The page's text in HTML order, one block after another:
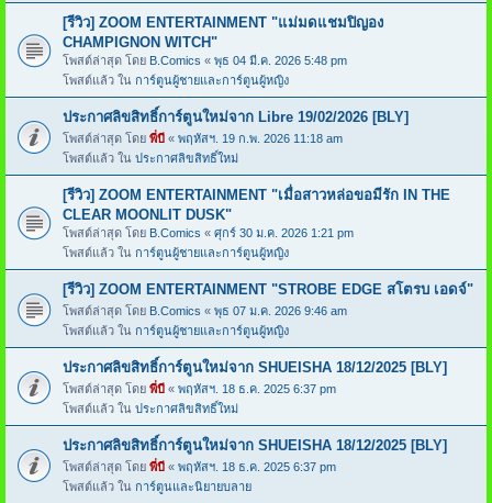
[รีวิว] ZOOM ENTERTAINMENT "แม่มดแชมปิญอง
CHAMPIGNON WITCH"
โพสต์ล่าสุด โดย B.Comics « พุธ 04 มี.ค. 2026 5:48 pm
โพสต์แล้ว ใน การ์ตูนผู้ชายและการ์ตูนผู้หญิง
ประกาศลิขสิทธิ์การ์ตูนใหม่จาก Libre 19/02/2026 [BLY]
โพสต์ล่าสุด โดย พี่บี « พฤหัสฯ. 19 ก.พ. 2026 11:18 am
โพสต์แล้ว ใน ประกาศลิขสิทธิ์ใหม่
[รีวิว] ZOOM ENTERTAINMENT "เมื่อสาวหล่อขอมีรัก IN THE
CLEAR MOONLIT DUSK"
โพสต์ล่าสุด โดย B.Comics « ศุกร์ 30 ม.ค. 2026 1:21 pm
โพสต์แล้ว ใน การ์ตูนผู้ชายและการ์ตูนผู้หญิง
[รีวิว] ZOOM ENTERTAINMENT "STROBE EDGE สโตรบ เอดจ์"
โพสต์ล่าสุด โดย B.Comics « พุธ 07 ม.ค. 2026 9:46 am
โพสต์แล้ว ใน การ์ตูนผู้ชายและการ์ตูนผู้หญิง
ประกาศลิขสิทธิ์การ์ตูนใหม่จาก SHUEISHA 18/12/2025 [BLY]
โพสต์ล่าสุด โดย พี่บี « พฤหัสฯ. 18 ธ.ค. 2025 6:37 pm
โพสต์แล้ว ใน ประกาศลิขสิทธิ์ใหม่
ประกาศลิขสิทธิ์การ์ตูนใหม่จาก SHUEISHA 18/12/2025 [BLY]
โพสต์ล่าสุด โดย พี่บี « พฤหัสฯ. 18 ธ.ค. 2025 6:37 pm
โพสต์แล้ว ใน การ์ตูนและนิยายบลาย